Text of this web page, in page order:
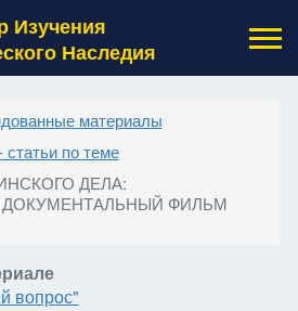
Изучения
Наследия
материалы
статьи по теме
ДЕЛА:
ФИЛЬМ
вопрос"